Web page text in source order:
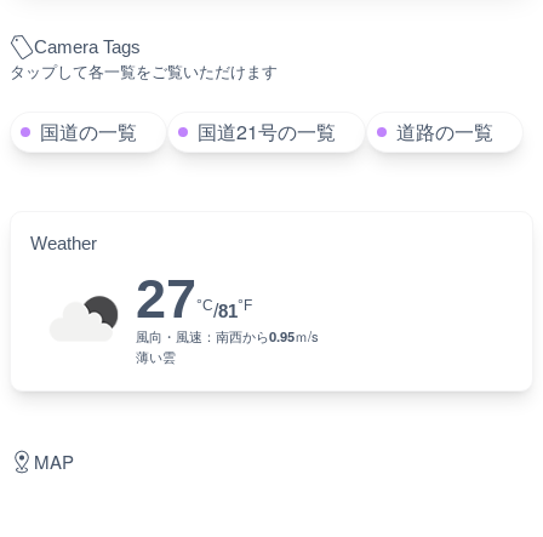
Camera Tags
タップして各一覧をご覧いただけます
国道の一覧 国道21号の一覧 道路の一覧
Weather
27°C/81°F
風向・風速： 南西から0.95ｍ/s
薄い雲
MAP